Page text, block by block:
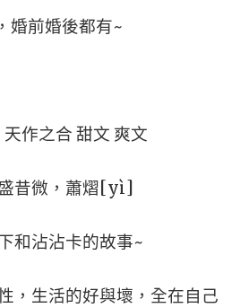
婚前婚後都有~
作之合 甜文 爽文
昔微，蕭熠[yì]
和沾沾卡的故事~
，生活的好與壞，全在自己